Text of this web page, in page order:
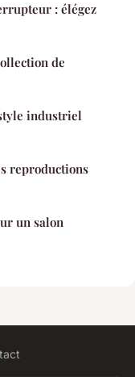
: élégez
de
industriel
reproductions
un salon